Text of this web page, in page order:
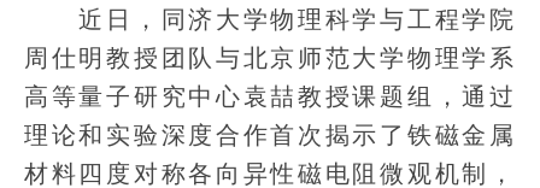
近日，同济大学物理科学与工程学院
周仕明教授团队与北京师范大学物理学系
高等量子研究中心袁喆教授课题组，通过
理论和实验深度合作首次揭示了铁磁金属
材料四度对称各向异性磁电阻微观机制，